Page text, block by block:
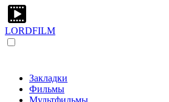
LORDFILM
Закладки
Фильмы
Мультфильмы